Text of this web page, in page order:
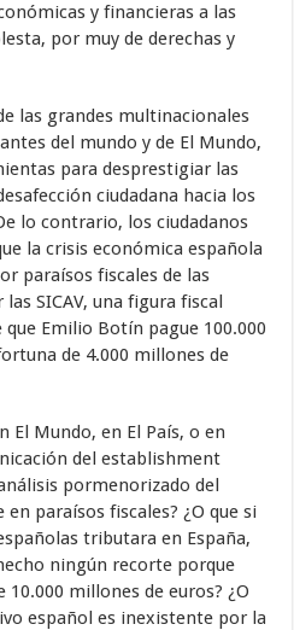
y financieras a las
por muy de derechas y
las grandes multinacionales
del mundo y de El Mundo,
para desprestigiar las
ciudadana hacia los
lo contrario, los ciudadanos
la crisis económica española
paraísos fiscales de las
SICAV, una figura fiscal
Emilio Botín pague 100.000
de 4.000 millones de
El Mundo, en El País, o en
del establishment
pormenorizado del
paraísos fiscales? ¿O que si
tributara en España,
ningún recorte porque
millones de euros? ¿O
español es inexistente por la